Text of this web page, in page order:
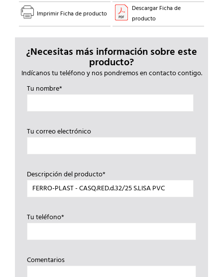
Imprimir Ficha de producto
Descargar Ficha de
producto
¿Necesitas más información sobre este
producto?
Indícanos tu teléfono y nos pondremos en contacto contigo.
Tu nombre*
Tu correo electrónico
Descripción del producto*
Tu teléfono*
Comentarios